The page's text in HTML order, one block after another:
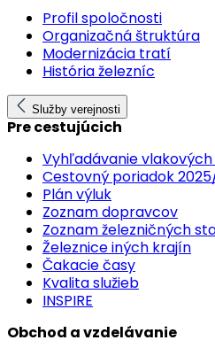
Profil spoločnosti
Organizačná štruktúra
Modernizácia tratí
História železníc
Služby verejnosti
Pre cestujúcich
Vyhľadávanie
Cestovný poriadok
Plán výluk
Zoznam dopravcov
Zoznam železničných
Železnice iných krajín
Čakacie časy
Kvalita služieb
INSPIRE
Obchod a vzdelávanie